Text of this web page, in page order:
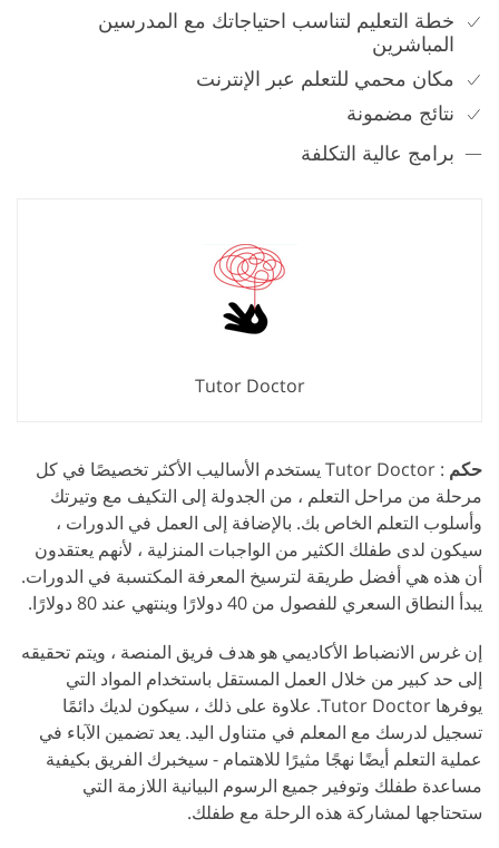
خطة التعليم لتناسب احتياجاتك مع المدرسين
المباشرين
مكان محمي للتعلم عبر الإنترنت
نتائج مضمونة
برامج عالية التكلفة
Tutor Doctor
حكم
: Tutor Doctor يستخدم الأساليب الأكثر تخصيصًا في كل
مرحلة من مراحل التعلم ، من الجدولة إلى التكيف مع وتيرتك
وأسلوب التعلم الخاص بك. بالإضافة إلى العمل في الدورات ،
سيكون لدى طفلك الكثير من الواجبات المنزلية ، لأنهم يعتقدون
أن هذه هي أفضل طريقة لترسيخ المعرفة المكتسبة في الدورات.
يبدأ النطاق السعري للفصول من 40 دولارًا وينتهي عند 80 دولارًا.
إن غرس الانضباط الأكاديمي هو هدف فريق المنصة ، ويتم تحقيقه
إلى حد كبير من خلال العمل المستقل باستخدام المواد التي
يوفرها Tutor Doctor. علاوة على ذلك ، سيكون لديك دائمًا
تسجيل لدرسك مع المعلم في متناول اليد. يعد تضمين الآباء في
عملية التعلم أيضًا نهجًا مثيرًا للاهتمام - سيخبرك الفريق بكيفية
مساعدة طفلك وتوفير جميع الرسوم البيانية اللازمة التي
ستحتاجها لمشاركة هذه الرحلة مع طفلك.